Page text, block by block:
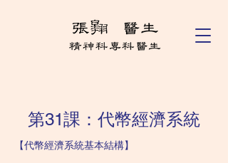
第31課：代幣經濟系統
【代幣經濟系統基本結構】